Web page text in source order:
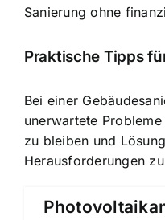
Sanierung ohne
Praktische Tipps
Bei einer
unerwartete
zu bleiben und
Herausforderungen